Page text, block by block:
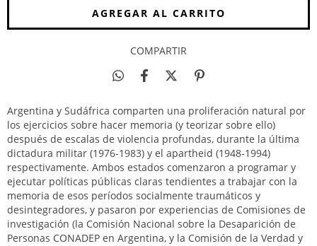
COMPARTIR
Argentina y Sudáfrica comparten una proliferación natural por
los ejercicios sobre hacer memoria (y teorizar sobre ello)
después de escalas de violencia profundas, durante la última
dictadura militar (1976-1983) y el apartheid (1948-1994)
respectivamente. Ambos estados comenzaron a programar y
ejecutar políticas públicas claras tendientes a trabajar con la
memoria de esos períodos socialmente traumáticos y
desintegradores, y pasaron por experiencias de Comisiones de
investigación (la Comisión Nacional sobre la Desaparición de
Personas CONADEP en Argentina, y la Comisión de la Verdad y